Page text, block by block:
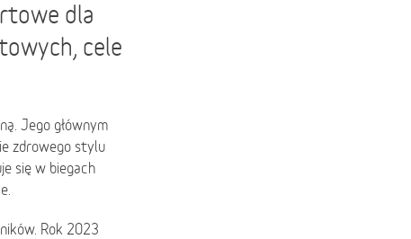
dla
cele
Jego głównym
zdrowego stylu
się w biegach
Rok 2023